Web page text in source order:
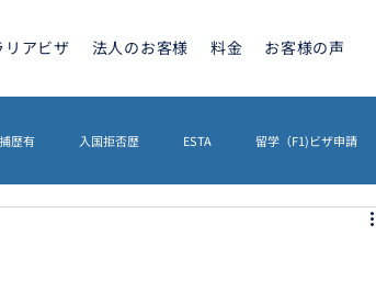
リアビザ 法人のお客様 料金 お客様の声
歴有 入国拒否歴 ESTA 留学（F1)ビザ申請
認証・翻訳